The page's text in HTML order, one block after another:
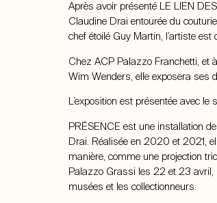
Après avoir présenté LE LIEN
Claudine Drai entourée du
chef étoilé Guy Martin, l’artiste
Chez ACP Palazzo Franchetti, et
Wim Wenders, elle exposera ses
L’exposition est présentée avec
PRÉSENCE est une installation
Drai. Réalisée en 2020 et 2021,
manière, comme une projection
Palazzo Grassi les 22 et 23 avril,
musées et les collectionneurs.